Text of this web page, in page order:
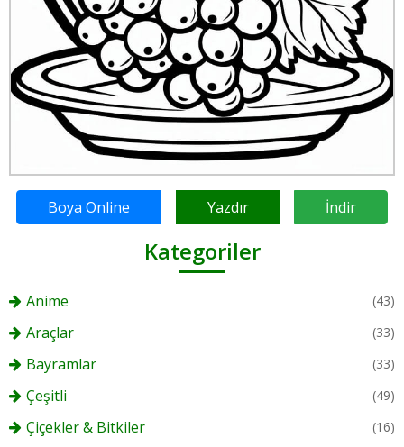
Boya Online Yazdır İndir
Kategoriler
Anime (43)
Araçlar (33)
Bayramlar (33)
Çeşitli (49)
Çiçekler & Bitkiler (16)